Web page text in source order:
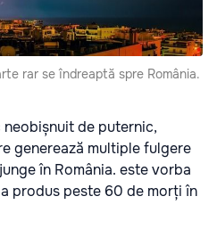
rar se îndreaptă spre România.
de puternic,
generează multiple fulgere
în România. este vorba
produs peste 60 de morți în